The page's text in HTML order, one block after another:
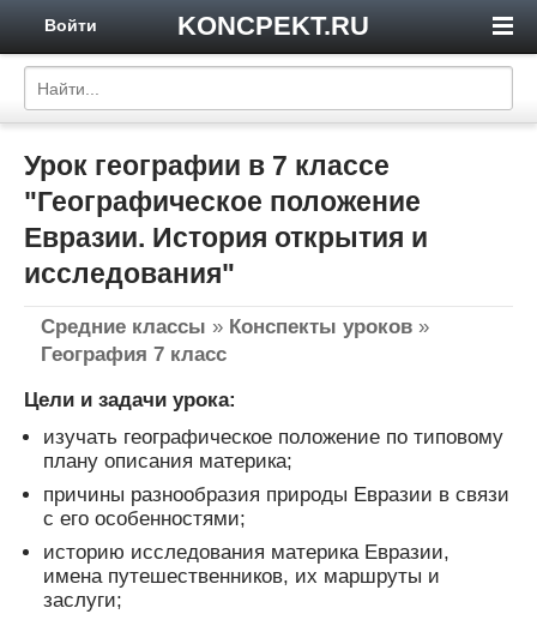
KONCPEKT.RU
Войти
Урок географии в 7 классе
"Географическое положение
Евразии. История открытия и
исследования"
Средние классы » Конспекты уроков »
География 7 класс
Цели и задачи урока:
изучать географическое положение по типовому
плану описания материка;
причины разнообразия природы Евразии в связи
с его особенностями;
историю исследования материка Евразии,
имена путешественников, их маршруты и
заслуги;